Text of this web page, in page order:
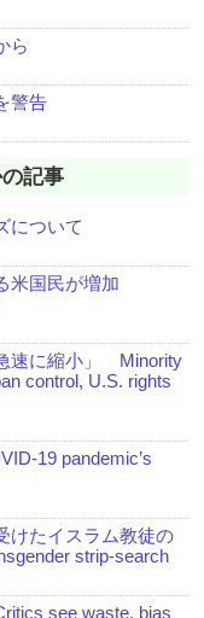
ら
警告
記事
について
米国民が増加
速に縮小」 Minority
control, U.S. rights
19 pandemic’s
けたイスラム教徒の
strip-search
see waste, bias